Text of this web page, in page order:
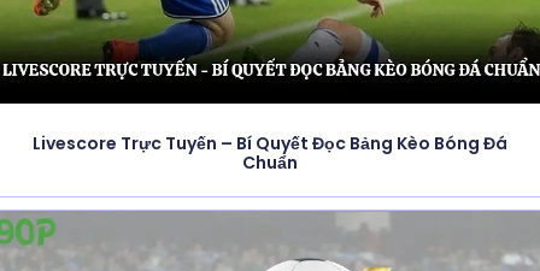
Livescore Trực Tuyến – Bí Quyết Đọc Bảng Kèo Bóng Đá
Chuẩn